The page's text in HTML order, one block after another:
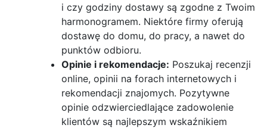
i czy godziny dostawy są zgodne z Twoim
harmonogramem. Niektóre firmy oferują
dostawę do domu, do pracy, a nawet do
punktów odbioru.
Opinie i rekomendacje: Poszukaj recenzji
online, opinii na forach internetowych i
rekomendacji znajomych. Pozytywne
opinie odzwierciedlające zadowolenie
klientów są najlepszym wskaźnikiem